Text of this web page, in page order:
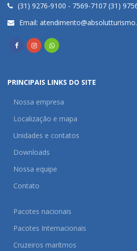
(31) 9276-9100 - 7569-7107 (31)
Email:
PRINCIPAIS LINKS DO SITE
Nossa empresa
Localização e mapa
Unidades e contatos
Downloads
Nossa equipe
Contato
Pacotes nacionais
Pacotes Internacionais
Cruzeiros marítmos